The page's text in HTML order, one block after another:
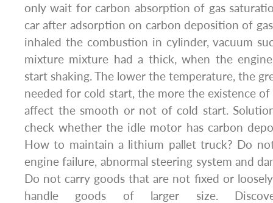
only wait for carbon absorption of gas
car after adsorption on carbon deposition of
inhaled the combustion in cylinder, vacuum
mixture mixture had a thick, when the
start shaking. The lower the temperature, the
needed for cold start, the more the existence
affect the smooth or not of cold start.
check whether the idle motor has carbon
How to maintain a lithium pallet truck? Do
engine failure, abnormal steering system and
Do not carry goods that are not fixed or
handle goods of larger size.